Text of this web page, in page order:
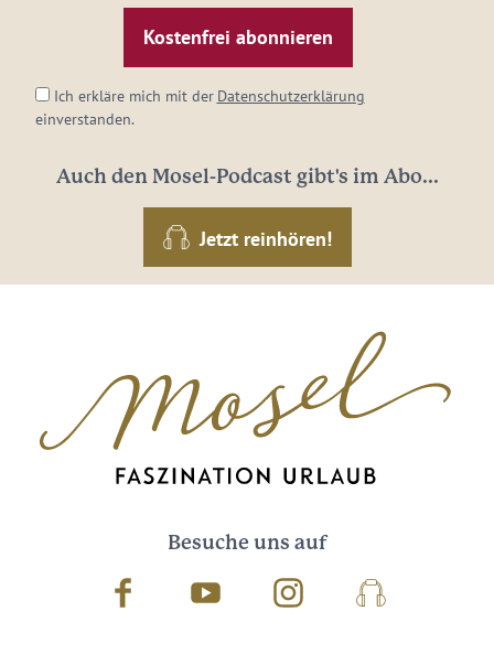
Mail-
Adresse:
Ich erkläre mich mit der Datenschutzerklärung
einverstanden.
Auch den Mosel-Podcast gibt's im Abo...
Jetzt reinhören!
Besuche uns auf
Facebook Youtube InstagramPodcast